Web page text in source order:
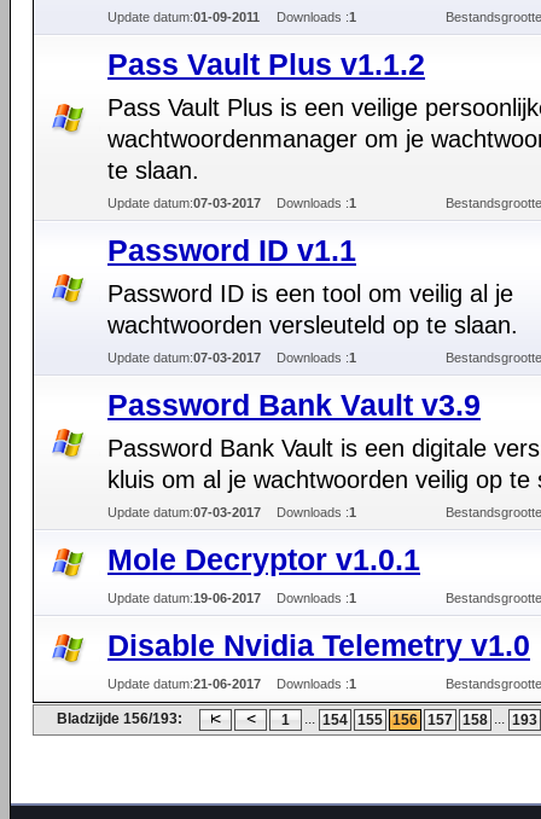
Update datum:01-09-2011 Downloads :1
Pass Vault Plus v1.1.2
Pass Vault Plus is een veilige
wachtwoordenmanager om je
te slaan.
Update datum:07-03-2017 Downloads :1
Password ID v1.1
Password ID is een tool om veilig al je
wachtwoorden versleuteld op te slaan.
Update datum:07-03-2017 Downloads :1
Password Bank Vault v3.9
Password Bank Vault is een digitale
kluis om al je wachtwoorden veilig op te
Update datum:07-03-2017 Downloads :1
Mole Decryptor v1.0.1
Update datum:19-06-2017 Downloads :1
Disable Nvidia Telemetry v1.0
Update datum:21-06-2017 Downloads :1
Bladzijde 156/193: 1 ... 154 155 156 157 158 ... 193